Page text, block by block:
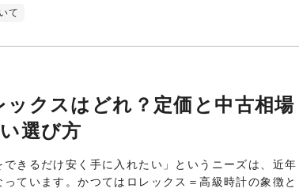
て
クスはどれ？定価と中古相場
選び方
できるだけ安く手に入れたい」というニーズは、近年
っています。かつてはロレックス＝高級時計の象徴と